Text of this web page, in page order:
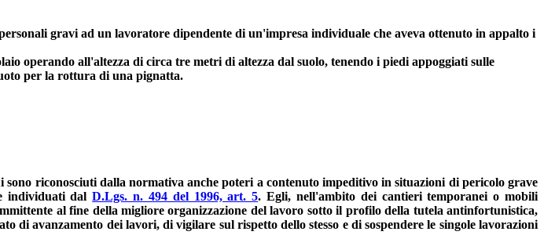
gravi ad un lavoratore dipendente di un'impresa individuale che aveva ottenuto in appalto i
operando all'altezza di circa tre metri di altezza dal suolo, tenendo i piedi appoggiati sulle
per la rottura di una pignatta.
riconosciuti dalla normativa anche poteri a contenuto impeditivo in situazioni di pericolo grave
individuati dalD.Lgs. n. 494 del 1996, art. 5. Egli, nell'ambito dei cantieri temporanei o mobili
al fine della migliore organizzazione del lavoro sotto il profilo della tutela antinfortunistica,
di avanzamento dei lavori, di vigilare sul rispetto dello stesso e di sospendere le singole lavorazioni